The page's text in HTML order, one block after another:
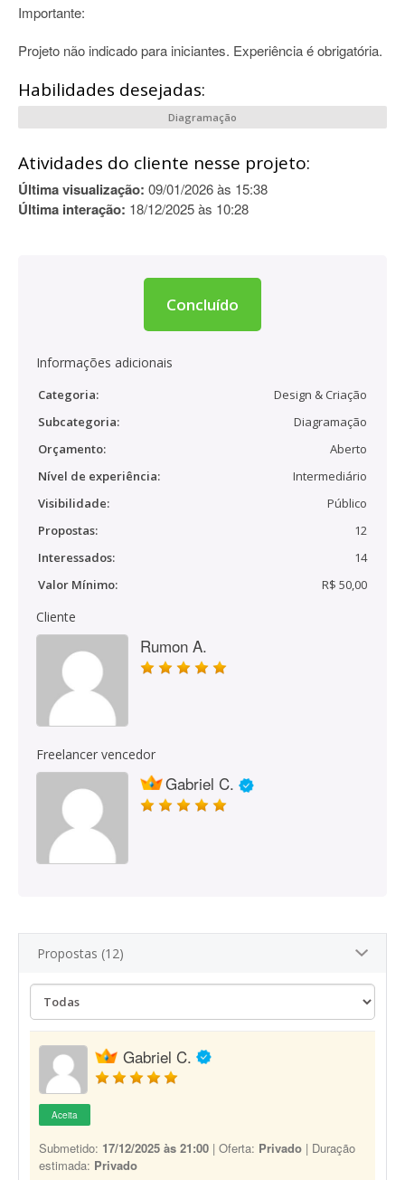
Importante:
Projeto não indicado para iniciantes. Experiência é obrigatória.
Habilidades desejadas:
Diagramação
Atividades do cliente nesse projeto:
Última visualização: 09/01/2026 às 15:38
Última interação: 18/12/2025 às 10:28
Concluído
Informações adicionais
Categoria:
Design & Criação
Subcategoria:
Diagramação
Orçamento:
Aberto
Nível de experiência:
Intermediário
Visibilidade:
Público
Propostas:
12
Interessados:
14
Valor Mínimo:
R$ 50,00
Cliente
Rumon A.
Freelancer vencedor
Gabriel C.
Propostas (12)
Gabriel C.
Aceita
Submetido: 17/12/2025 às 21:00 | Oferta: Privado | Duração
estimada: Privado